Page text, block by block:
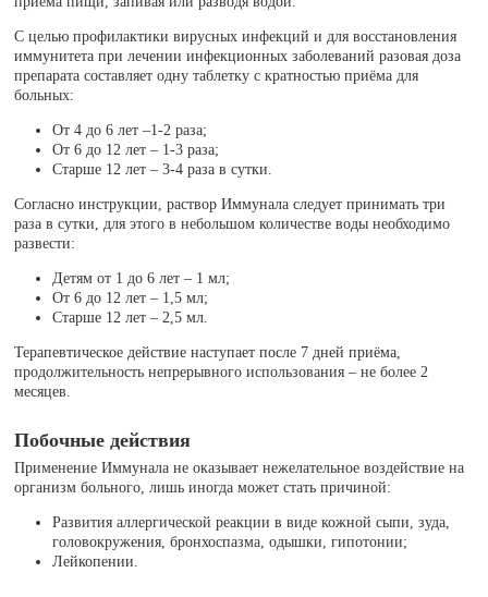
С целью профилактики вирусных инфекций и для восстановления
иммунитета при лечении инфекционных заболеваний разовая доза
препарата составляет одну таблетку с кратностью приёма для
больных:
От 4 до 6 лет –1-2 раза;
От 6 до 12 лет – 1-3 раза;
Старше 12 лет – 3-4 раза в сутки.
Согласно инструкции, раствор Иммунала следует принимать три
раза в сутки, для этого в небольшом количестве воды необходимо
развести:
Детям от 1 до 6 лет – 1 мл;
От 6 до 12 лет – 1,5 мл;
Старше 12 лет – 2,5 мл.
Терапевтическое действие наступает после 7 дней приёма,
продолжительность непрерывного использования – не более 2
месяцев.
Побочные действия
Применение Иммунала не оказывает нежелательное воздействие на
организм больного, лишь иногда может стать причиной:
Развития аллергической реакции в виде кожной сыпи, зуда,
головокружения, бронхоспазма, одышки, гипотонии;
Лейкопении.